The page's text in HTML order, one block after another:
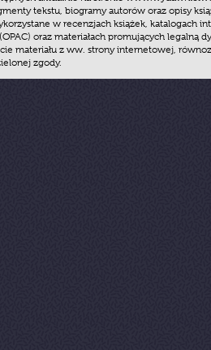
tekstu, biogramy autorów oraz opisy
w recenzjach książek, katalogach
oraz materiałach promujących legalną
materiału z ww. strony internetowej,
zgody.